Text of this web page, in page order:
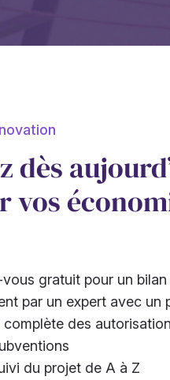
dès
vos
gratuit pour un
par un expert avec un
complète des
du projet de A à Z